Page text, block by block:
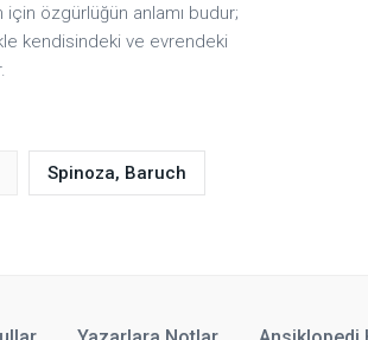
için özgürlüğün anlamı budur;
kendisindeki ve evrendeki
Spinoza, Baruch